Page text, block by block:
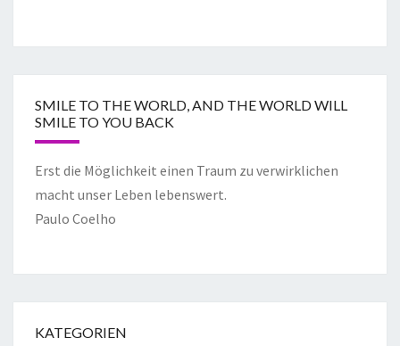
SMILE TO THE WORLD, AND THE WORLD WILL
SMILE TO YOU BACK
Erst die Möglichkeit einen Traum zu verwirklichen
macht unser Leben lebenswert.
Paulo Coelho
KATEGORIEN